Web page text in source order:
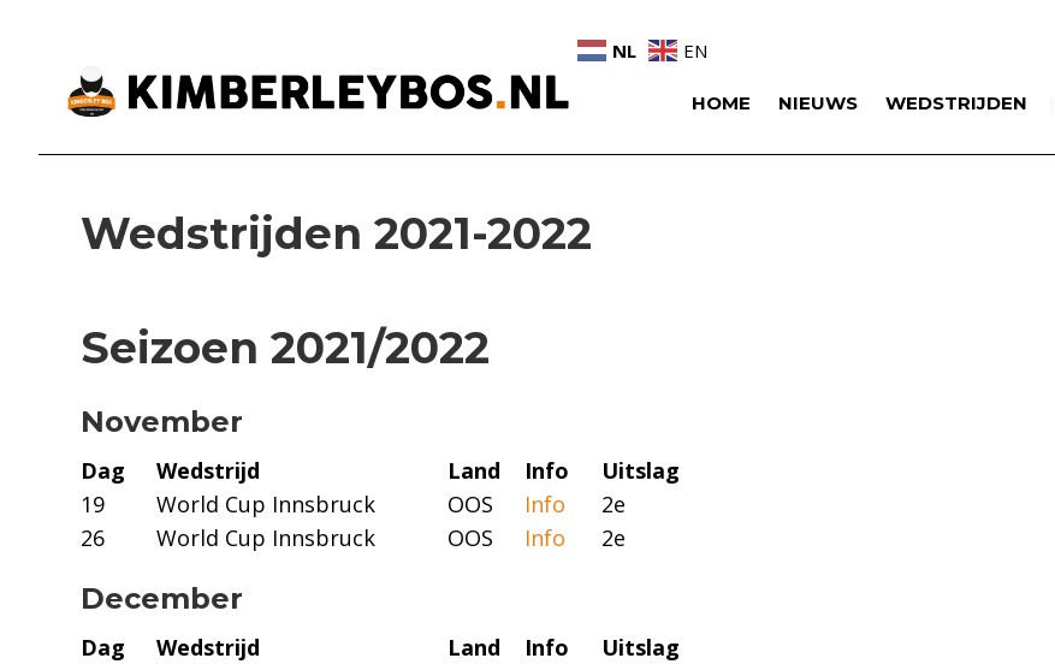
NL EN
HOME NIEUWS WEDSTRIJDEN
Wedstrijden 2021-2022
Seizoen 2021/2022
November
Dag Wedstrijd Land Info
Uitslag
19
World Cup Innsbruck OOS Info
2e
26
World Cup Innsbruck OOS Info 2e
December
Dag Wedstrijd Land Info
Uitslag